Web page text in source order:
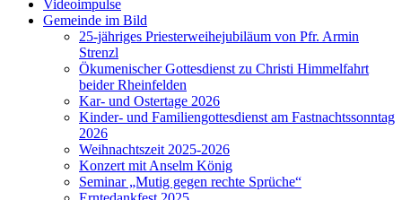
Videoimpulse
Gemeinde im Bild
25-jähriges Priesterweihejubiläum von Pfr. Armin
Strenzl
Ökumenischer Gottesdienst zu Christi Himmelfahrt
beider Rheinfelden
Kar- und Ostertage 2026
Kinder- und Familiengottesdienst am Fastnachtssonntag
2026
Weihnachtszeit 2025-2026
Konzert mit Anselm König
Seminar „Mutig gegen rechte Sprüche“